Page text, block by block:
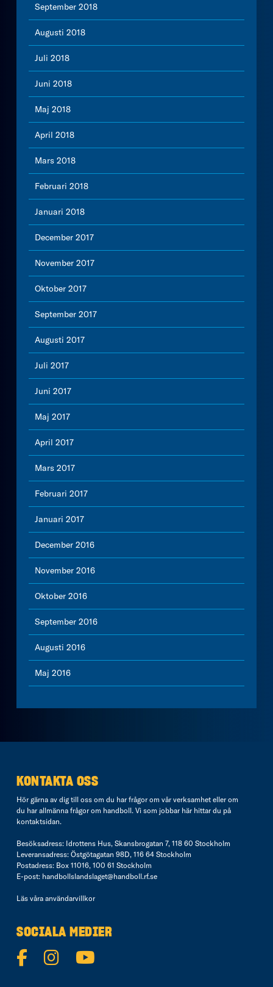
September 2018
Augusti 2018
Juli 2018
Juni 2018
Maj 2018
April 2018
Mars 2018
Februari 2018
Januari 2018
December 2017
November 2017
Oktober 2017
September 2017
Augusti 2017
Juli 2017
Juni 2017
Maj 2017
April 2017
Mars 2017
Februari 2017
Januari 2017
December 2016
November 2016
Oktober 2016
September 2016
Augusti 2016
Maj 2016
KONTAKTA OSS
Hör gärna av dig till oss om du har frågor om vår verksamhet eller om
du har allmänna frågor om handboll. Vi som jobbar här hittar du på
kontaktsidan.
Besöksadress: Idrottens Hus, Skansbrogatan 7, 118 60 Stockholm
Leveransadress: Östgötagatan 98D, 116 64 Stockholm
Postadress: Box 11016, 100 61 Stockholm
E-post: handbollslandslaget@handboll.rf.se
Läs våra användarvillkor
SOCIALA MEDIER